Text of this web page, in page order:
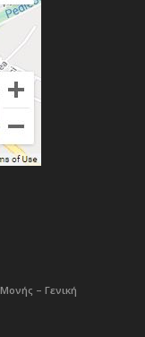
– Γενική